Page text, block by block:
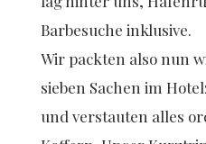
Barbesuche inklusive.
Wir packten also nun
sieben Sachen im
und verstauten alles